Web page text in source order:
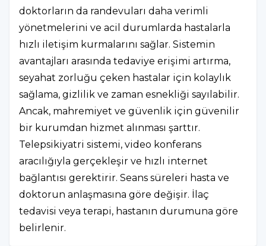
doktorların da randevuları daha verimli
yönetmelerini ve acil durumlarda hastalarla
hızlı iletişim kurmalarını sağlar. Sistemin
avantajları arasında tedaviye erişimi artırma,
seyahat zorluğu çeken hastalar için kolaylık
sağlama, gizlilik ve zaman esnekliği sayılabilir.
Ancak, mahremiyet ve güvenlik için güvenilir
bir kurumdan hizmet alınması şarttır.
Telepsikiyatri sistemi, video konferans
aracılığıyla gerçekleşir ve hızlı internet
bağlantısı gerektirir. Seans süreleri hasta ve
doktorun anlaşmasına göre değişir. İlaç
tedavisi veya terapi, hastanın durumuna göre
belirlenir.